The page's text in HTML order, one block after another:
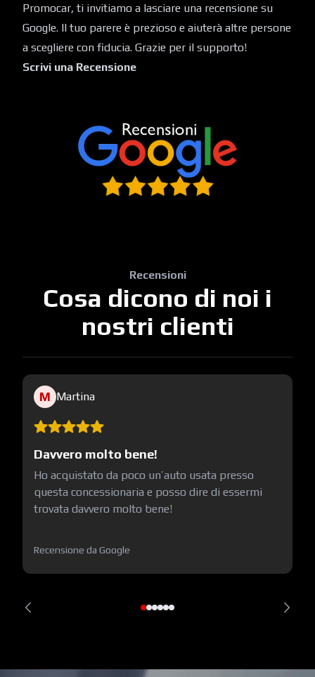
Promocar, ti invitiamo a lasciare una recensione su
Google. Il tuo parere è prezioso e aiuterà altre persone
a scegliere con fiducia. Grazie per il supporto!
Scrivi una Recensione
Recensioni
Cosa dicono di noi i
nostri clienti
M Martina
Davvero molto bene!
Ho acquistato da poco un’auto usata presso
questa concessionaria e posso dire di essermi
trovata davvero molto bene!
Recensione da Google